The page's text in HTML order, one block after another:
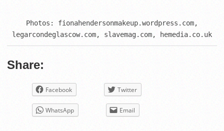
Photos: fionahendersonmakeup.wordpress.com,
legarcondeglascow.com, slavemag.com, hemedia.co.uk
Share:
Facebook Twitter
WhatsApp Email